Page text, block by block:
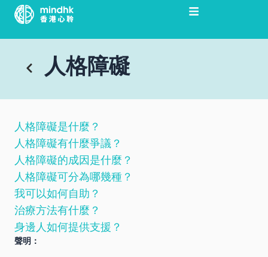
主
人格障礙
人格障礙是什麼？
人格障礙有什麼爭議？
人格障礙的成因是什麼？
人格障礙可分為哪幾種？
我可以如何自助？
治療方法有什麼？
身邊人如何提供支援？
聲明：